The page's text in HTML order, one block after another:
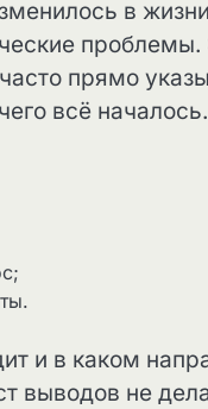
в
проблемы.
прямо
всё началось.
и в каком
выводов не